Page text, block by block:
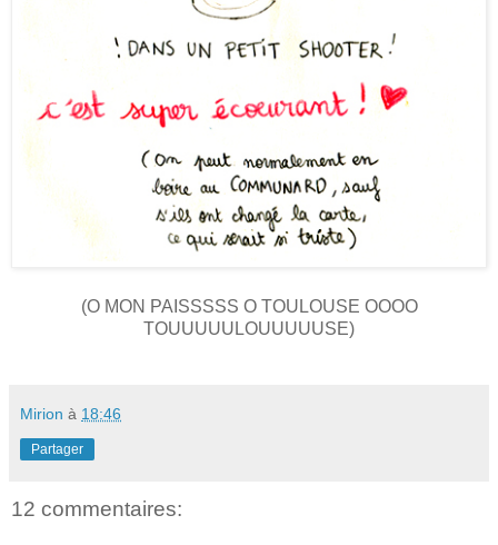
(O MON PAISSSSS O TOULOUSE OOOO
TOUUUUULOUUUUUSE)
Mirion à 18:46
Partager
12 commentaires: